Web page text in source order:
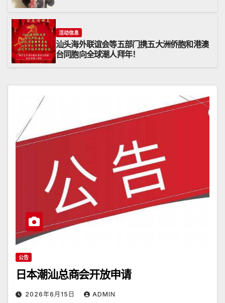
活动信息
汕头海外联谊会等五部门携五大洲侨胞和港澳
台同胞向全球潮人拜年！
公告
日本潮汕总商会开放申请
2026年6月15日 ADMIN